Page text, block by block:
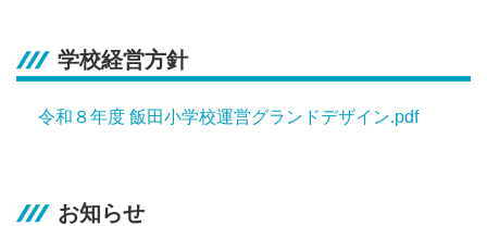
学校経営方針
令和８年度 飯田小学校運営グランドデザイン.pdf
お知らせ